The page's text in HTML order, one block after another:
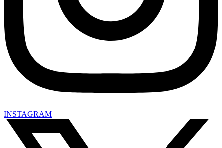
INSTAGRAM